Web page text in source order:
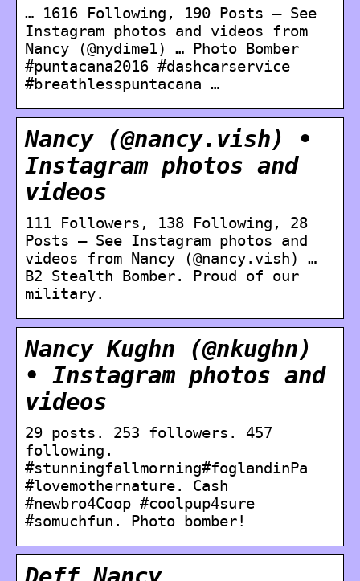
… 1616 Following, 190 Posts – See
Instagram photos and videos from
Nancy (@nydime1) … Photo Bomber
#puntacana2016 #dashcarservice
#breathlesspuntacana …
Nancy (@nancy.vish) •
Instagram photos and
videos
111 Followers, 138 Following, 28
Posts – See Instagram photos and
videos from Nancy (@nancy.vish) …
B2 Stealth Bomber. Proud of our
military.
Nancy Kughn (@nkughn)
• Instagram photos and
videos
29 posts. 253 followers. 457
following.
#stunningfallmorning#foglandinPa
#lovemothernature. Cash
#newbro4Coop #coolpup4sure
#somuchfun. Photo bomber!